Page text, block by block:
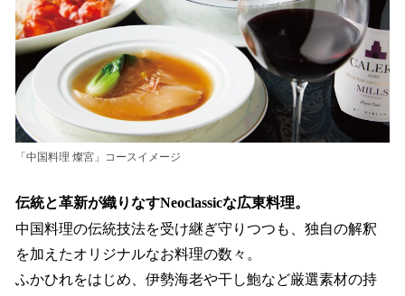
「中国料理 燦宮」コースイメージ
伝統と革新が織りなすNeoclassicな広東料理。
中国料理の伝統技法を受け継ぎ守りつつも、独自の解釈
を加えたオリジナルなお料理の数々。
ふかひれをはじめ、伊勢海老や干し鮑など厳選素材の持